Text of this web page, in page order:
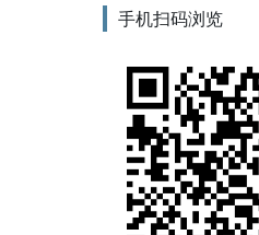
手机扫码浏览